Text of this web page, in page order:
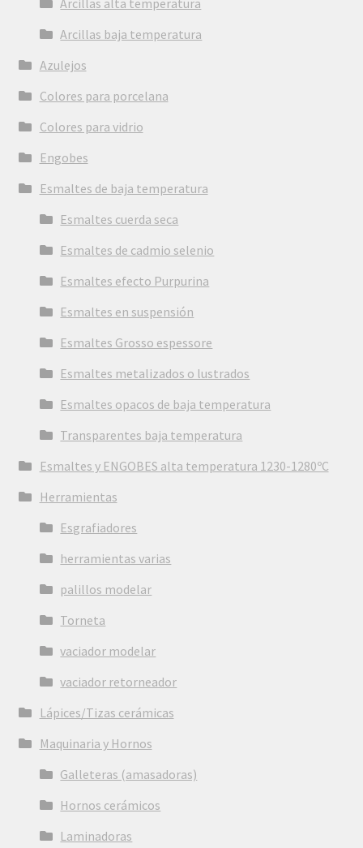
Arcillas alta temperatura
Arcillas baja temperatura
Azulejos
Colores para porcelana
Colores para vidrio
Engobes
Esmaltes de baja temperatura
Esmaltes cuerda seca
Esmaltes de cadmio selenio
Esmaltes efecto Purpurina
Esmaltes en suspensión
Esmaltes Grosso espessore
Esmaltes metalizados o lustrados
Esmaltes opacos de baja temperatura
Transparentes baja temperatura
Esmaltes y ENGOBES alta temperatura 1230-1280ºC
Herramientas
Esgrafiadores
herramientas varias
palillos modelar
Torneta
vaciador modelar
vaciador retorneador
Lápices/Tizas cerámicas
Maquinaria y Hornos
Galleteras (amasadoras)
Hornos cerámicos
Laminadoras